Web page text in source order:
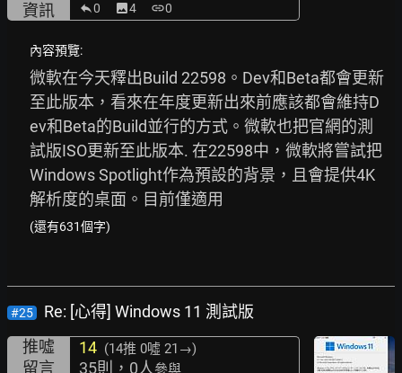
資訊 0 image4 link0
內容預覽:
微軟在今天釋出Build 22598。Dev和Beta都會更新
至此版本，看來在年度更新出來前應該都會維持D
ev和Beta的Build並行的方式。微軟也把官網的測
試版ISO更新至此版本. 在22598中，微軟將嘗試把
Windows Spotlight作為預設的背景，且會提供4K
解析度的桌面。目前僅適用
(還有631個字)
#25
Re: [心得] Windows 11 測試版
推噓
14 (14推 0噓 21→)
留言 35則，0人參與